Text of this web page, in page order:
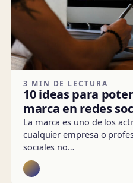
3 MIN DE LECTURA
10 ideas para
marca en redes
La marca es uno de los
cualquier empresa o
sociales no…